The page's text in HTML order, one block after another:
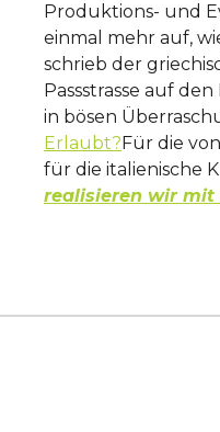
Produktions- und
einmal mehr auf,
schrieb der
Passstrasse auf
in bösen
Erlaubt?Für die
für die italienische
realisieren wir mit